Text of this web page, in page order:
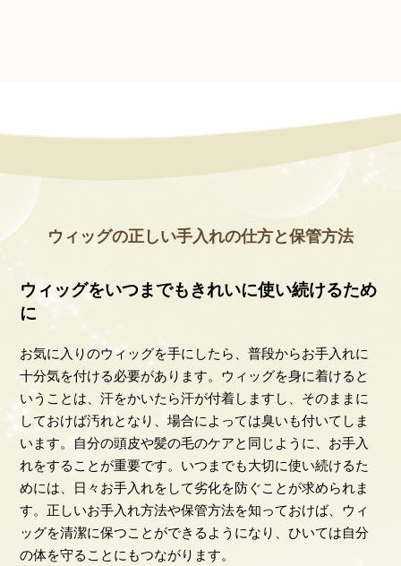
ウィッグの正しい手入れの仕方と保管方法
ウィッグをいつまでもきれいに使い続けるため
に
お気に入りのウィッグを手にしたら、普段からお手入れに
十分気を付ける必要があります。ウィッグを身に着けると
いうことは、汗をかいたら汗が付着しますし、そのままに
しておけば汚れとなり、場合によっては臭いも付いてしま
います。自分の頭皮や髪の毛のケアと同じように、お手入
れをすることが重要です。いつまでも大切に使い続けるた
めには、日々お手入れをして劣化を防ぐことが求められま
す。正しいお手入れ方法や保管方法を知っておけば、ウィ
ッグを清潔に保つことができるようになり、ひいては自分
の体を守ることにもつながります。